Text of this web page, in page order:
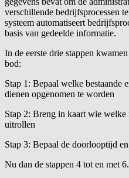
verschillende bedrijfsprocessen
systeem automatiseert
basis van gedeelde informatie.
In de eerste drie stappen
bod:
Stap 1: Bepaal welke bestaande
dienen opgenomen te worden
Stap 2: Breng in kaart wie
uitrollen
Stap 3: Bepaal de doorlooptijd
Nu dan de stappen 4 tot en met 6.